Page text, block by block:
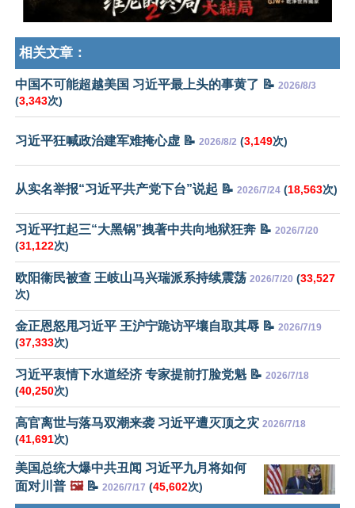
相关文章：
中国不可能超越美国 习近平最上头的事黄了 📝 2026/8/3
(3,343次)
习近平狂喊政治建军难掩心虚 📝 2026/8/2 (3,149次)
从实名举报“习近平共产党下台”说起 📝 2026/7/24 (18,563次)
习近平扛起三“大黑锅”拽著中共向地狱狂奔 📝 2026/7/20
(31,122次)
欧阳衞民被查 王岐山马兴瑞派系持续震荡 2026/7/20 (33,527
次)
金正恩怒甩习近平 王沪宁跪访平壤自取其辱 📝 2026/7/19
(37,333次)
习近平衷情下水道经济 专家提前打脸党魁 📝 2026/7/18
(40,250次)
高官离世与落马双潮来袭 习近平遭灭顶之灾 2026/7/18
(41,691次)
美国总统大爆中共丑闻 习近平九月将如何
面对川普 🖼️📝 2026/7/17 (45,602次)